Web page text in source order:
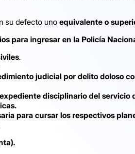
su defecto unoequivalente o
para ingresar en la Policía
.
judicial por delito doloso
disciplinario del
para cursar los respectivos